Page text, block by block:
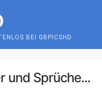
BEI GBPICSHD
und Sprüche...